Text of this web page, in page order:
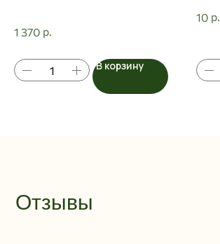
1 370 р.
В корзину
10 р.
Отзывы